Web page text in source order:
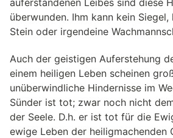
überwunden. Ihm kann kein Siegel,
Stein oder irgendeine
Auch der geistigen Auferstehung
einem heiligen Leben scheinen
unüberwindliche Hindernisse im
Sünder ist tot; zwar noch nicht
der Seele. D.h. er ist tot für die
ewige Leben der heiligmachenden